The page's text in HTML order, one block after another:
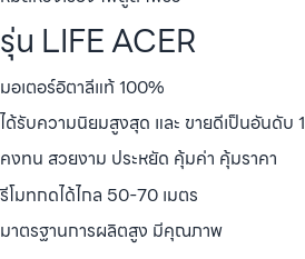
รุ่น LIFE ACER
มอเตอร์อิตาลีแท้ 100%
ได้รับความนิยมสูงสุด และ ขายดีเป็นอันดับ 1
คงทน สวยงาม ประหยัด คุ้มค่า คุ้มราคา
รีโมทกดได้ไกล 50-70 เมตร
มาตรฐานการผลิตสูง มีคุณภาพ